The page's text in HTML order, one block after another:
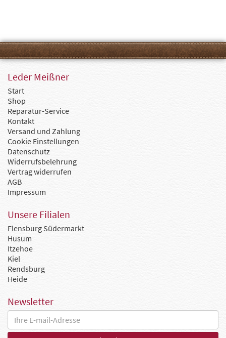
Leder Meißner
Start
Shop
Reparatur-Service
Kontakt
Versand und Zahlung
Cookie Einstellungen
Datenschutz
Widerrufsbelehrung
Vertrag widerrufen
AGB
Impressum
Unsere Filialen
Flensburg Südermarkt
Husum
Itzehoe
Kiel
Rendsburg
Heide
Newsletter